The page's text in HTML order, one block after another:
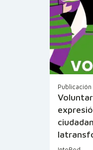
Publicación